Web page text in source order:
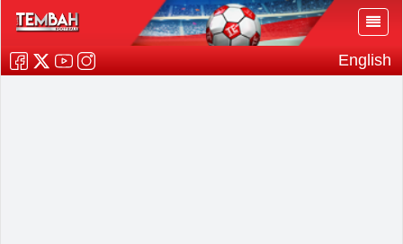
English